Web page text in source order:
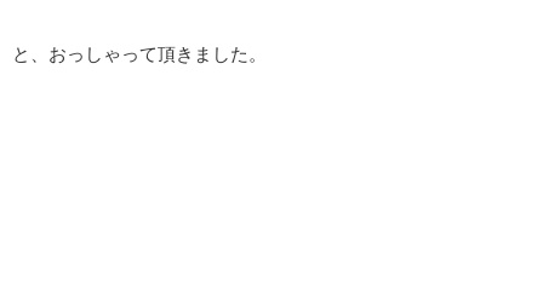
と、おっしゃって頂きました。